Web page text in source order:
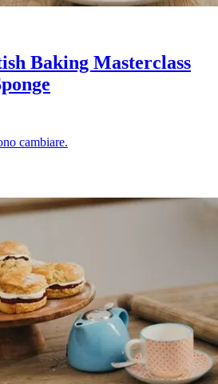
Baking Masterclass
cambiare.